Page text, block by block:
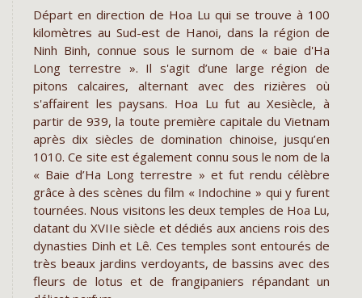
Départ en direction de Hoa Lu qui se trouve à 100
kilomètres au Sud-est de Hanoi, dans la région de
Ninh Binh, connue sous le surnom de « baie d'Ha
Long terrestre ». Il s'agit d’une large région de
pitons calcaires, alternant avec des rizières où
s'affairent les paysans. Hoa Lu fut au Xesiècle, à
partir de 939, la toute première capitale du Vietnam
après dix siècles de domination chinoise, jusqu’en
1010. Ce site est également connu sous le nom de la
« Baie d’Ha Long terrestre » et fut rendu célèbre
grâce à des scènes du film « Indochine » qui y furent
tournées. Nous visitons les deux temples de Hoa Lu,
datant du XVIIe siècle et dédiés aux anciens rois des
dynasties Dinh et Lê. Ces temples sont entourés de
très beaux jardins verdoyants, de bassins avec des
fleurs de lotus et de frangipaniers répandant un